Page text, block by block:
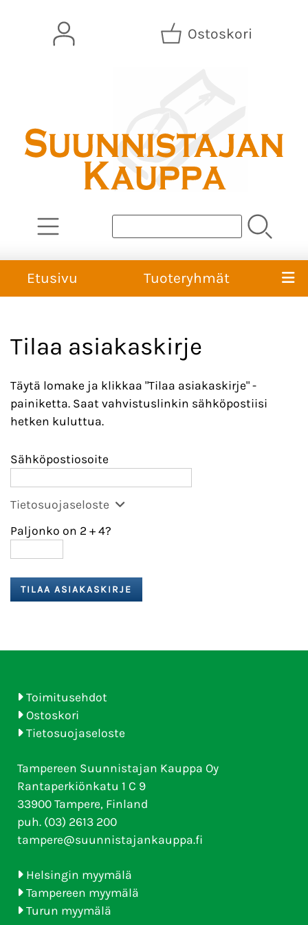
Ostoskori
Etusivu Tuoteryhmät
Tilaa asiakaskirje
Täytä lomake ja klikkaa "Tilaa asiakaskirje" -
painiketta. Saat vahvistuslinkin sähköpostiisi
hetken kuluttua.
Sähköpostiosoite
Tietosuojaseloste
Paljonko on 2 + 4?
Toimitusehdot
Ostoskori
Tietosuojaseloste
Tampereen Suunnistajan Kauppa Oy
Rantaperkiönkatu 1 C 9
33900 Tampere, Finland
puh. (03) 2613 200
tampere@suunnistajankauppa.fi
Helsingin myymälä
Tampereen myymälä
Turun myymälä